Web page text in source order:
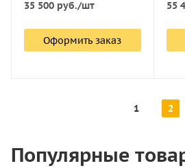
35 500 руб./шт
Оформить заказ
55
1 2
Популярные